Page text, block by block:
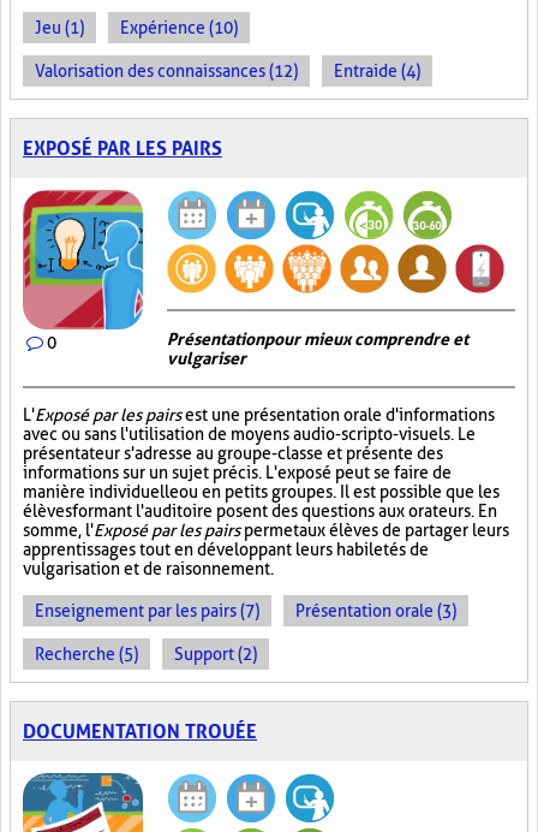
Jeu (1) Expérience (10)
Valorisation des connaissances (12) Entraide (4)
EXPOSÉ PAR LES PAIRS
0
Présentation pour mieux comprendre et
vulgariser
L'Exposé par les pairsest une présentation orale d'informations
avec ou sans l'utilisation de moyens audio-scripto-visuels. Le
présentateur s'adresse au groupe-classe et présente des
informations sur un sujet précis. L'exposé peut se faire de
manière individuelle ou en petits groupes. Il est possible que les
élèves formant l'auditoire posent des questions aux orateurs. En
somme, l'Exposé par les pairspermet aux élèves de partager leurs
apprentissages tout en développant leurs habiletés de
vulgarisation et de raisonnement.
Enseignement par les pairs (7) Présentation orale (3)
Recherche (5) Support (2)
DOCUMENTATION TROUÉE